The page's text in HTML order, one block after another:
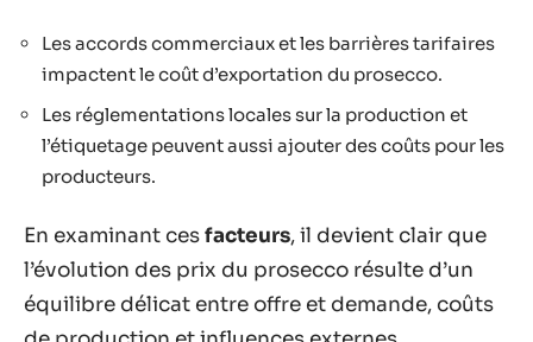
Les accords commerciaux et les barrières tarifaires
impactent le coût d’exportation du prosecco.
Les réglementations locales sur la production et
l’étiquetage peuvent aussi ajouter des coûts pour les
producteurs.
En examinant cesfacteurs, il devient clair que
l’évolution des prix du prosecco résulte d’un
équilibre délicat entre offre et demande, coûts